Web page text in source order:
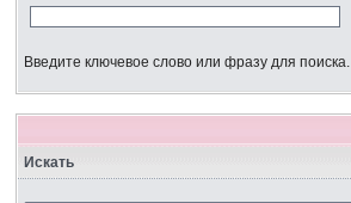
Введите ключевое слово или фразу для поиска.
Искать